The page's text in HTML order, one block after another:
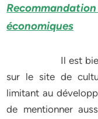
économiques
Il est bien noté
sur le site de
limitant au
de mentionner